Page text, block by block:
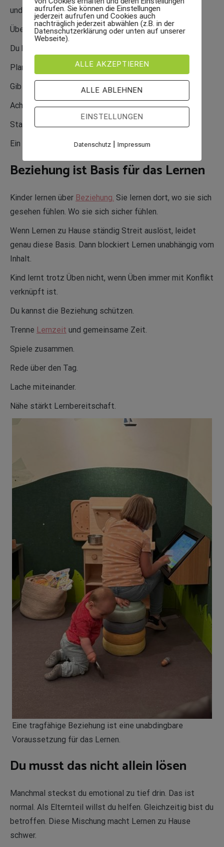
und Erwartungen wirken nach.
Üben direkt nach der Schule bringt oft wenig.
Du kannst den Zeitpunkt verändern.
Plane erst Bewegung.
Gib Zeit zum Abschalten.
Achte auf Essen und Trinken.
Starte Lernen erst bei sichtbarer Ruhe.
Ein ausgeruhtes Kind lernt leichter.
Beziehung ist Basis für das Lernen
Kinder lernen über Beziehung. Sie lernen dort, wo sie sich
gesehen fühlen. Wo sie sich sicher fühlen.
Wenn Lernen zu Hause ständig Streit auslöst, leidet
genau diese Basis. Dann blockiert Lernen unabhängig vom
Inhalt.
Kind lernt trotz Üben nicht, wenn Üben immer mit Konflikt
verknüpft ist.
Du kannst die Beziehung schützen.
Trenne Lernzeit und gemeinsame Zeit.
Spiele zusammen.
Rede über den Tag.
Lache miteinander.
Nähe stärkt Lernbereitschaft.
Eine tragfähige Beziehung ist eine unabdingbare
Voraussetzung für das Lernen.
Du musst das nicht allein lösen
Manchmal steckst du emotional zu tief drin. Das ist
normal. Als Elternteil willst du helfen. Gleichzeitig bist du
betroffen. Diese Mischung macht Lernen zu Hause
schwer.
aufrufen. Sie können die Einstellungen
jederzeit aufrufen und Cookies auch
nachträglich jederzeit abwählen (z.B. in der
Datenschutzerklärung oder unten auf unserer
Webseite).
ALLE AKZEPTIEREN
ALLE ABLEHNEN
EINSTELLUNGEN
Datenschutz| Impressum